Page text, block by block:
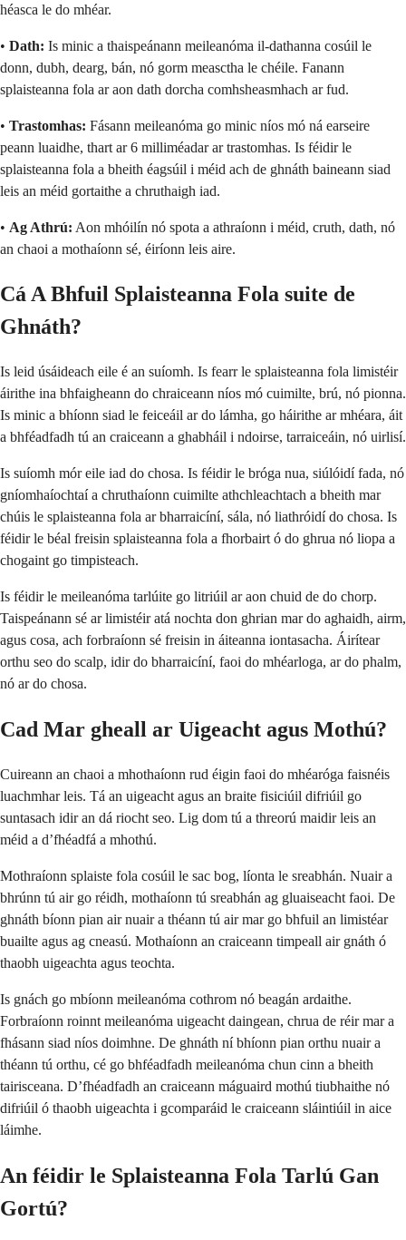
héasca le do mhéar.
• Dath: Is minic a thaispeánann meileanóma il-dathanna cosúil le
donn, dubh, dearg, bán, nó gorm measctha le chéile. Fanann
splaisteanna fola ar aon dath dorcha comhsheasmhach ar fud.
• Trastomhas: Fásann meileanóma go minic níos mó ná earseire
peann luaidhe, thart ar 6 milliméadar ar trastomhas. Is féidir le
splaisteanna fola a bheith éagsúil i méid ach de ghnáth baineann siad
leis an méid gortaithe a chruthaigh iad.
• Ag Athrú: Aon mhóilín nó spota a athraíonn i méid, cruth, dath, nó
an chaoi a mothaíonn sé, éiríonn leis aire.
Cá A Bhfuil Splaisteanna Fola suite de
Ghnáth?
Is leid úsáideach eile é an suíomh. Is fearr le splaisteanna fola limistéir
áirithe ina bhfaigheann do chraiceann níos mó cuimilte, brú, nó pionna.
Is minic a bhíonn siad le feiceáil ar do lámha, go háirithe ar mhéara, áit
a bhféadfadh tú an craiceann a ghabháil i ndoirse, tarraiceáin, nó uirlisí.
Is suíomh mór eile iad do chosa. Is féidir le bróga nua, siúlóidí fada, nó
gníomhaíochtaí a chruthaíonn cuimilte athchleachtach a bheith mar
chúis le splaisteanna fola ar bharraicíní, sála, nó liathróidí do chosa. Is
féidir le béal freisin splaisteanna fola a fhorbairt ó do ghrua nó liopa a
chogaint go timpisteach.
Is féidir le meileanóma tarlúite go litriúil ar aon chuid de do chorp.
Taispeánann sé ar limistéir atá nochta don ghrian mar do aghaidh, airm,
agus cosa, ach forbraíonn sé freisin in áiteanna iontasacha. Áirítear
orthu seo do scalp, idir do bharraicíní, faoi do mhéarloga, ar do phalm,
nó ar do chosa.
Cad Mar gheall ar Uigeacht agus Mothú?
Cuireann an chaoi a mhothaíonn rud éigin faoi do mhéaróga faisnéis
luachmhar leis. Tá an uigeacht agus an braite fisiciúil difriúil go
suntasach idir an dá riocht seo. Lig dom tú a threorú maidir leis an
méid a d’fhéadfá a mhothú.
Mothraíonn splaiste fola cosúil le sac bog, líonta le sreabhán. Nuair a
bhrúnn tú air go réidh, mothaíonn tú sreabhán ag gluaiseacht faoi. De
ghnáth bíonn pian air nuair a théann tú air mar go bhfuil an limistéar
buailte agus ag cneasú. Mothaíonn an craiceann timpeall air gnáth ó
thaobh uigeachta agus teochta.
Is gnách go mbíonn meileanóma cothrom nó beagán ardaithe.
Forbraíonn roinnt meileanóma uigeacht daingean, chrua de réir mar a
fhásann siad níos doimhne. De ghnáth ní bhíonn pian orthu nuair a
théann tú orthu, cé go bhféadfadh meileanóma chun cinn a bheith
tairisceana. D’fhéadfadh an craiceann máguaird mothú tiubhaithe nó
difriúil ó thaobh uigeachta i gcomparáid le craiceann sláintiúil in aice
láimhe.
An féidir le Splaisteanna Fola Tarlú Gan
Gortú?